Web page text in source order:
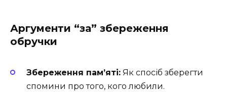
Аргументи “за” збереження
обручки
Збереження пам’яті: Як спосіб зберегти
спомини про того, кого любили.